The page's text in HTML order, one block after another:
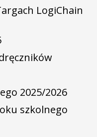
LogiChain
2025/2026
szkolnego